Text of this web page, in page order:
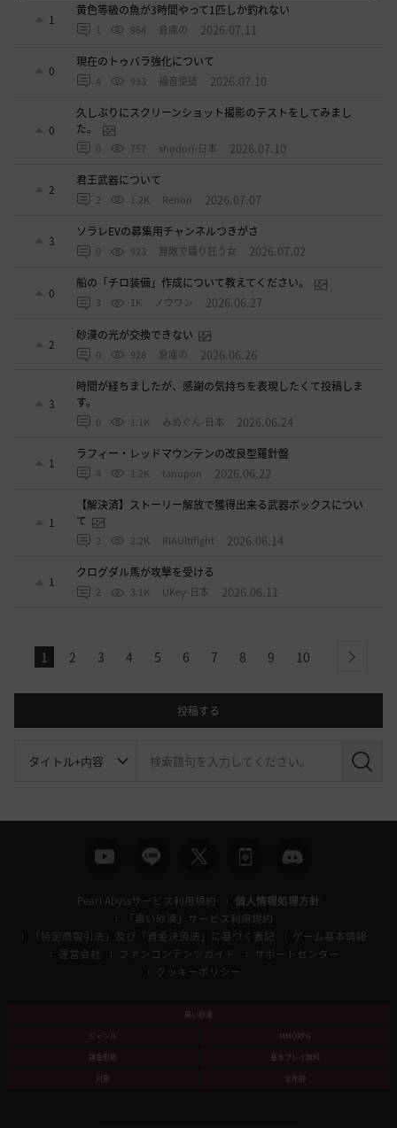
1
黄色等級の魚が3時間やって1匹しか釣れない
1 964 倉庫の 2026.07.11
0
現在のトゥバラ強化について
4 933 福音使徒 2026.07.10
0
久しぶりにスクリーンショット撮影のテストをしてみまし
た。
0 757 shodori-日本 2026.07.10
2
君王武器について
2 1.2K Renon 2026.07.07
3
ソラレEVの募集用チャンネルつきがさ
0 923 無敵で踊り狂う女 2026.07.02
0
船の「チロ装備」作成について教えてください。
3 1K ノウワン 2026.06.27
2
砂漠の光が交換できない
0 928 倉庫の 2026.06.26
3
時間が経ちましたが、感謝の気持ちを表現したくて投稿しま
す。
0 1.1K みめぐん-日本 2026.06.24
1
ラフィー・レッドマウンテンの改良型羅針盤
4 1.2K tanupon 2026.06.22
1
【解決済】ストーリー解放で獲得出来る武器ボックスについ
て
2 2.2K RiAUltifight 2026.06.14
1
クログダル馬が攻撃を受ける
2 3.1K UKey-日本 2026.06.11
1 2 3 4 5 6 7 8 9 10 next
投稿する
検
Pearl Abyssサービス利用規約
個人情報処理方針
「黒い砂漠」サービス利用規約
「特定商取引法」及び「資金決済法」に基づく表記
ゲーム基本情報
運営会社
ファンコンテンツガイド
サポートセンター
クッキーポリシー
黒い砂漠
ジャンル
MMORPG
課金形態
基本プレイ無料
対象
全年齢